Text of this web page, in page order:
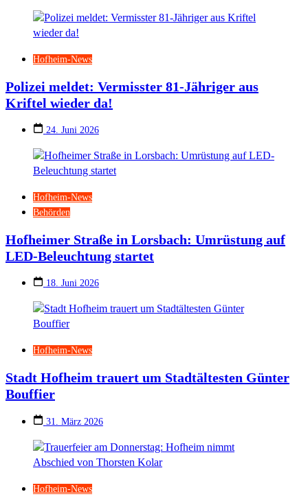
Hofheim-News
Polizei meldet: Vermisster 81-Jähriger aus
Kriftel wieder da!
24. Juni 2026
Hofheim-News
Behörden
Hofheimer Straße in Lorsbach: Umrüstung auf
LED-Beleuchtung startet
18. Juni 2026
Hofheim-News
Stadt Hofheim trauert um Stadtältesten Günter
Bouffier
31. März 2026
Hofheim-News